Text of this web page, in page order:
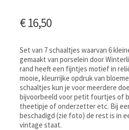
€16,50
Set van 7 schaaltjes waarvan 6
gemaakt van porselein door
rand heeft een fijntjes motief in
mooie, kleurrijke opdruk van
schaaltjes kun je voor meerdere
bijvoorbeeld voor petit fourtjes of
theetipje of onderzetter etc. Bij
beschadigd (zie foto) de rest is in
vintage staat.